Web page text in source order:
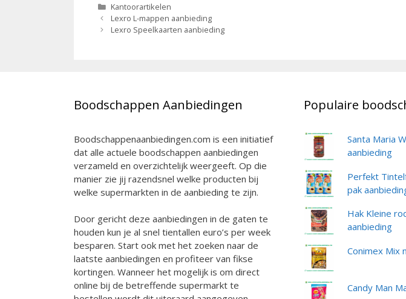
Categorieën
Kantoorartikelen
Berichtnavigatie
Lexro L-mappen aanbieding
Lexro Speelkaarten aanbieding
Boodschappen Aanbiedingen
Boodschappenaanbiedingen.com is een initiatief
dat alle actuele boodschappen aanbiedingen
verzameld en overzichtelijk weergeeft. Op die
manier zie jij razendsnel welke producten bij
welke supermarkten in de aanbieding te zijn.
Door gericht deze aanbiedingen in de gaten te
houden kun je al snel tientallen euro’s per week
besparen. Start ook met het zoeken naar de
laatste aanbiedingen en profiteer van fikse
kortingen. Wanneer het mogelijk is om direct
online bij de betreffende supermarkt te
Populaire
Santa Maria
aanbieding
Perfekt
pak
Hak Kleine
aanbieding
Conimex Mix
Candy Man